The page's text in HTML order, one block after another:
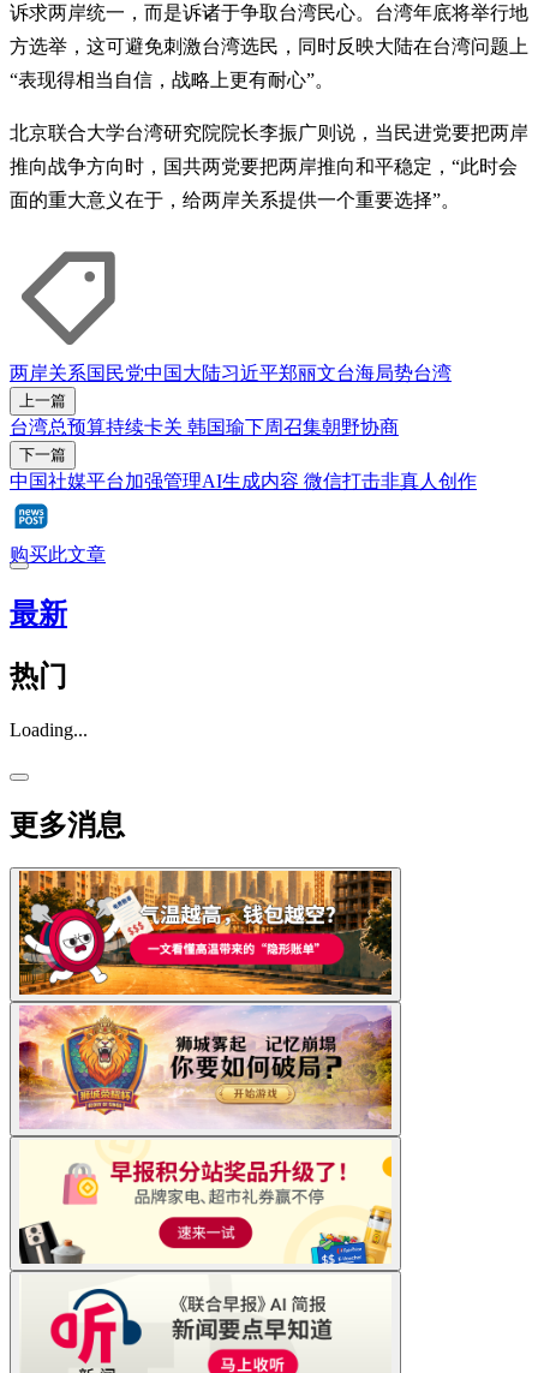
诉求两岸统一，而是诉诸于争取台湾民心。台湾年底将举行地
方选举，这可避免刺激台湾选民，同时反映大陆在台湾问题上
“表现得相当自信，战略上更有耐心”。
北京联合大学台湾研究院院长李振广则说，当民进党要把两岸
推向战争方向时，国共两党要把两岸推向和平稳定，“此时会
面的重大意义在于，给两岸关系提供一个重要选择”。
两岸关系国民党中国大陆习近平郑丽文台海局势台湾
上一篇
台湾总预算持续卡关 韩国瑜下周召集朝野协商
下一篇
中国社媒平台加强管理AI生成内容 微信打击非真人创作
购买此文章
最新
热门
Loading...
更多消息